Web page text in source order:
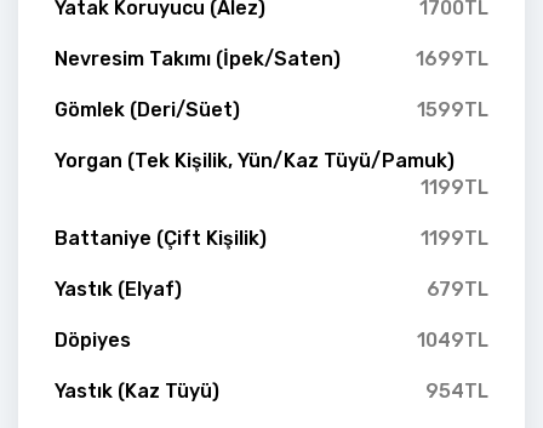
Yatak Koruyucu (Alez) 1700TL
Nevresim Takımı (İpek/Saten) 1699TL
Gömlek (Deri/Süet) 1599TL
Yorgan (Tek Kişilik, Yün/Kaz Tüyü/Pamuk)
1199TL
Battaniye (Çift Kişilik) 1199TL
Yastık (Elyaf) 679TL
Döpiyes 1049TL
Yastık (Kaz Tüyü) 954TL